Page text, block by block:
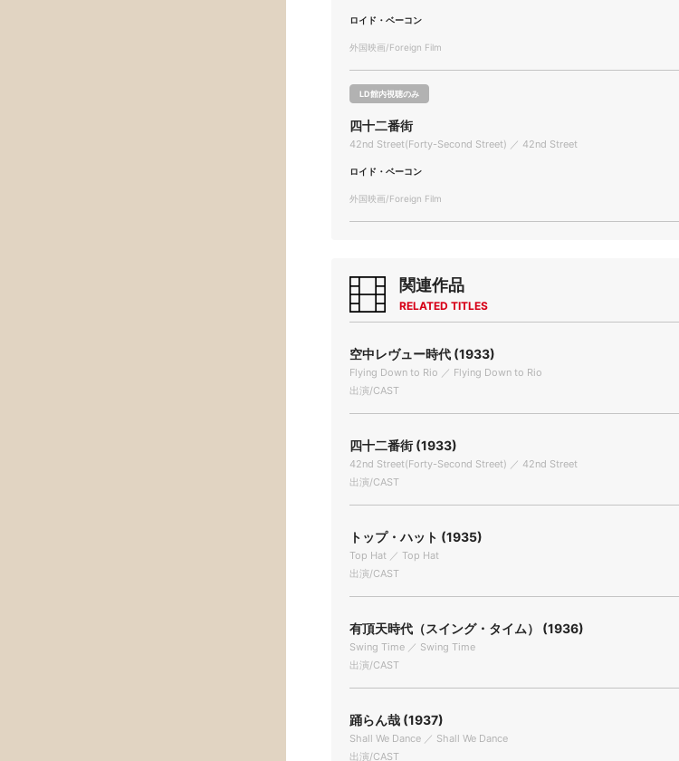
ロイド・ベーコン
外国映画/Foreign Film
LD館内視聴のみ
四十二番街
42nd Street(Forty-Second Street) ／ 42nd Street
ロイド・ベーコン
外国映画/Foreign Film
関連作品
RELATED TITLES
空中レヴュー時代 (1933)
Flying Down to Rio ／ Flying Down to Rio
出演/CAST
四十二番街 (1933)
42nd Street(Forty-Second Street) ／ 42nd Street
出演/CAST
トップ・ハット (1935)
Top Hat ／ Top Hat
出演/CAST
有頂天時代（スイング・タイム） (1936)
Swing Time ／ Swing Time
出演/CAST
踊らん哉 (1937)
Shall We Dance ／ Shall We Dance
出演/CAST